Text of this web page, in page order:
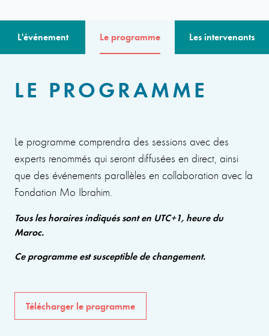
L'événement Le programme Les intervenants
LE PROGRAMME
Le programme comprendra des sessions avec des
experts renommés qui seront diffusées en direct, ainsi
que des événements parallèles en collaboration avec la
Fondation Mo Ibrahim.
Tous les horaires indiqués sont en UTC+1, heure du
Maroc.
Ce programme est susceptible de changement.
Télécharger le programme